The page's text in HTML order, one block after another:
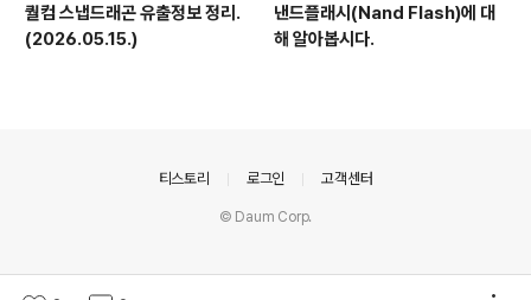
퀄컴 스냅드래곤 유출정보 정리.
(2026.05.15.)
낸드플래시(Nand Flash)에 대
해 알아봅시다.
티스토리 로그인 고객센터
© Daum Corp.